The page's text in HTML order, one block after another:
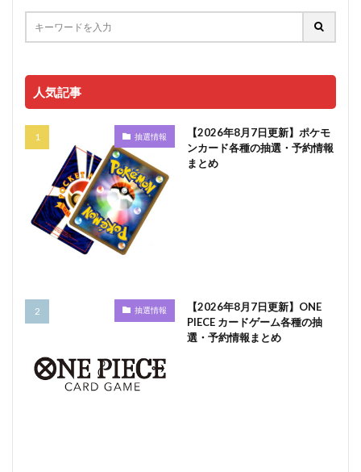
人気記事
抽選情報
【2026年8月7日更新】ポケモ
ンカード各種の抽選・予約情報
まとめ
抽選情報
【2026年8月7日更新】ONE
PIECE カードゲーム各種の抽
選・予約情報まとめ